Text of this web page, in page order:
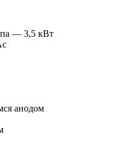
— 3,5 кВт
анодом